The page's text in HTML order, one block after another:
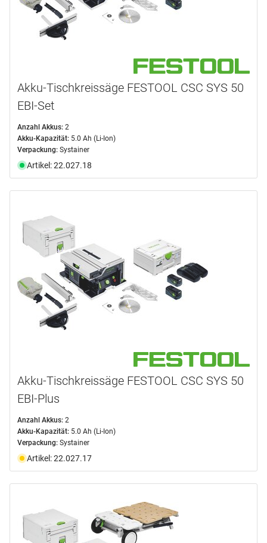
Akku-Tischkreissäge FESTOOL CSC SYS 50
EBI-Set
Anzahl Akkus: 2
Akku-Kapazität: 5.0 Ah (Li-Ion)
Verpackung: Systainer
Artikel: 22.027.18
Akku-Tischkreissäge FESTOOL CSC SYS 50
EBI-Plus
Anzahl Akkus: 2
Akku-Kapazität: 5.0 Ah (Li-Ion)
Verpackung: Systainer
Artikel: 22.027.17